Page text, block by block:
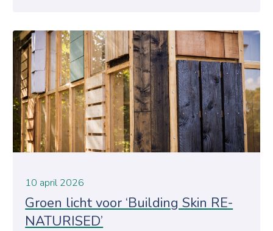
10 april 2026
Groen licht voor ‘Building Skin RE-
NATURISED’